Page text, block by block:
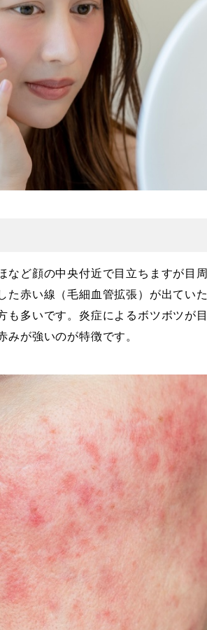
など顔の中央付近で目立ちますが目
た赤い線（毛細血管拡張）が出てい
も多いです。炎症によるボツボツが
みが強いのが特徴です。